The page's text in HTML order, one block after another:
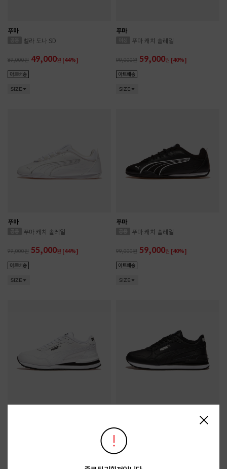
푸마
벨라 도나 SD
89,000 49,000원 [44%]
SIZE
푸마
푸마 캐치 솔레일
99,000 59,000원 [40%]
SIZE
푸마
푸마 캐치 솔레일
99,000 55,000원 [44%]
SIZE
푸마
푸마 캐치 솔레일
99,000 59,000원 [40%]
SIZE
79,000